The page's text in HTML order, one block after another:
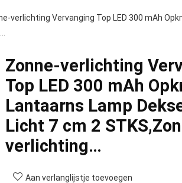
verlichting Vervanging Top LED 300 mAh
Zonne-verlichting
Top LED 300 mAh
Lantaarns Lamp
Licht 7 cm 2
verlichting…
Aan verlanglijstje toevoegen